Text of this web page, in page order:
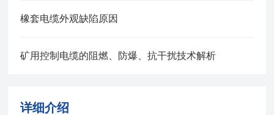
橡套电缆外观缺陷原因
矿用控制电缆的阻燃、防爆、抗干扰技术解析
详细介绍